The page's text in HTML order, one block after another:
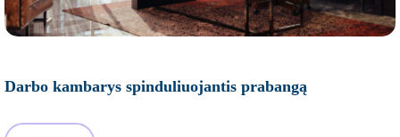
Darbo kambarys spinduliuojantis prabangą